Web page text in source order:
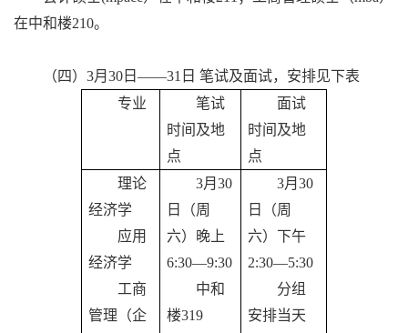
在中和楼210。
（四） 3月30日——31日 笔试及面试，安排见下表
专业
笔试
时间及地
点
面试
时间及地
点
理论
经济学
应用
经济学
工商
管理（企
3月30
日（周
六）晚上
6:30—9:30
中和
楼319
3月30
日（周
六）下午
2:30—5:30
分组
安排当天